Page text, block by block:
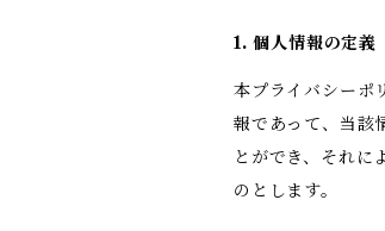
1. 個人情報の定義
本プライバシーポ
報であって、当該
とができ、それに
のとします。